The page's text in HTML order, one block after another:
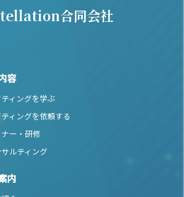
合同会社
容
ィングを学ぶ
ィングを依頼する
ー・研修
ルティング
内